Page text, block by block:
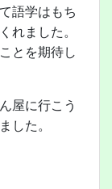
語学はもち
れました。
とを期待し
屋に行こう
した。